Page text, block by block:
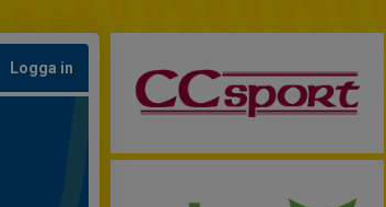
Logga in